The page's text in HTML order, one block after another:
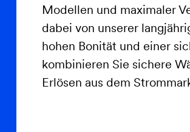
Modellen und maximaler
dabei von unserer
hohen Bonität und einer
kombinieren Sie sichere
Erlösen aus dem